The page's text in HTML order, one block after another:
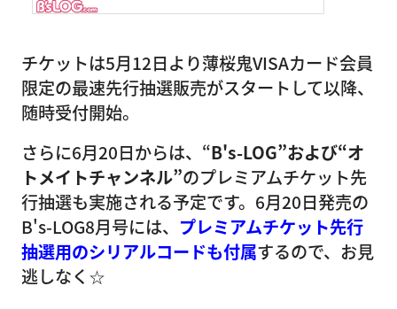
チケットは5月12日より薄桜鬼VISAカード会員
限定の最速先行抽選販売がスタートして以降、
随時受付開始。
さらに6月20日からは、“B's-LOG”および“オ
トメイトチャンネル”のプレミアムチケット先
行抽選も実施される予定です。6月20日発売の
B's-LOG8月号には、 プレミアムチケット先行
抽選用のシリアルコードも付属するので、お見
逃しなく☆